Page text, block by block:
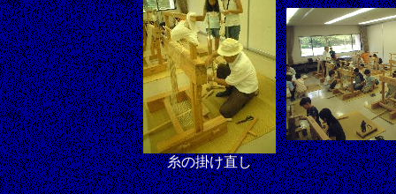
糸の掛け直し